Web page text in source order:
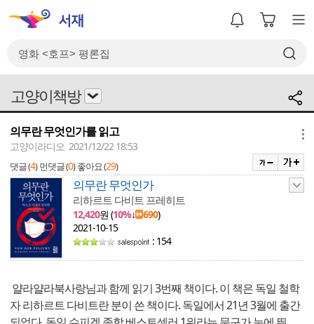
고양이책방
의무란 무엇인가를 읽고
고양이라디오 2021/12/22 18:53
댓글 (4) 먼댓글 (0) 좋아요 (29)
의무란 무엇인가
리하르트 다비트 프레히트
12,420원 (10%↓ 690)
2021-10-15
: 154
얄라얄라북사랑님과 함께 읽기 3번째 책이다. 이 책은 독일 철학
자 리하르트 다비트란 분이 쓴 책이다. 독일에서 21년 3월에 출간